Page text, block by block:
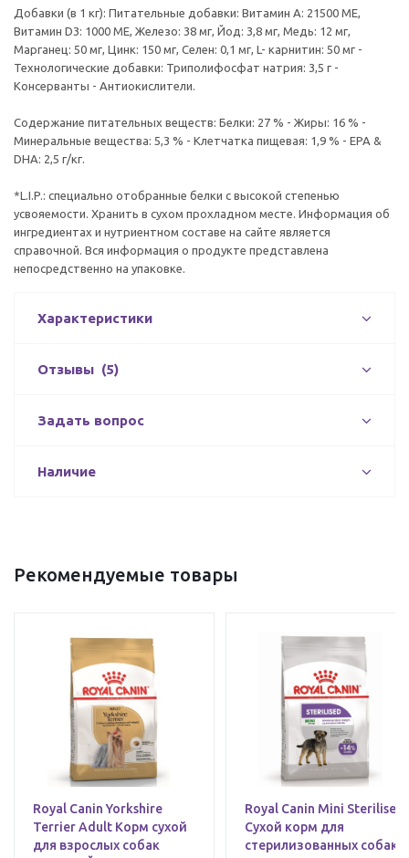
Добавки (в 1 кг): Питательные добавки: Витамин A: 21500 ME,
Витамин D3: 1000 ME, Железо: 38 мг, Йод: 3,8 мг, Медь: 12 мг,
Марганец: 50 мг, Цинк: 150 мг, Ceлeн: 0,1 мг, L- карнитин: 50 мг -
Технологические добавки: Триполифосфат натрия: 3,5 г -
Консерванты - Антиокислители.
Содержание питательных веществ: Белки: 27 % - Жиры: 16 % -
Минеральные вещества: 5,3 % - Клетчатка пищевая: 1,9 % - EPA &
DHA: 2,5 г/кг.
*L.I.P.: специально отобранные белки с высокой степенью
усвояемости. Хранить в сухом прохладном месте. Информация об
ингредиентах и нутриентном составе на сайте является
справочной. Вся информация о продукте представлена
непосредственно на упаковке.
Характеристики
Отзывы (5)
Задать вопрос
Наличие
Рекомендуемые товары
Royal Canin Yorkshire
Terrier Adult Корм сухой
для взрослых собак
Royal Canin Mini Sterilised
Сухой корм для
стерилизованных собак